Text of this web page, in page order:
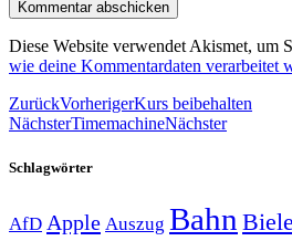
Diese Website verwendet Akismet, um
wie deine Kommentardaten verarbeitet
ZurückVorherigerKurs beibehalten
NächsterTimemachineNächster
Schlagwörter
AfD Apple Auszug Bahn